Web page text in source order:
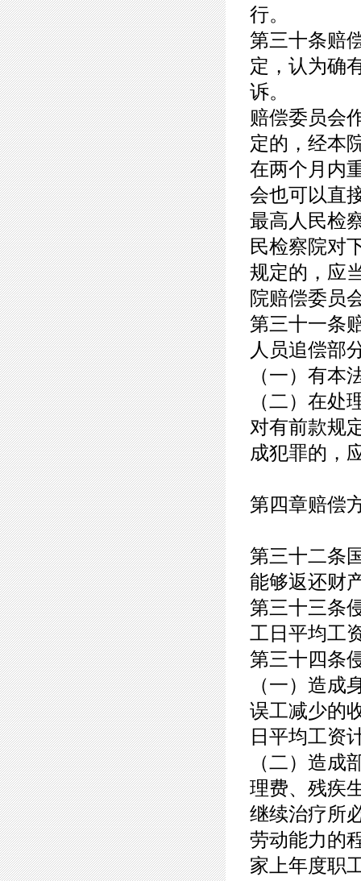
行。
第三十条赔
定，认为确
诉。
赔偿委员会
定的，经本
在两个月内
会也可以直
最高人民检
民检察院对
规定的，应
院赔偿委员
第三十一条
人员追偿部
（一）有本
（二）在处
对有前款规
成犯罪的，
第四章赔偿
第三十二条
能够返还财
第三十三条
工日平均工
第三十四条
（一）造成
误工减少的
日平均工资
（二）造成
理费、残疾
继续治疗所
劳动能力的
家上年度职